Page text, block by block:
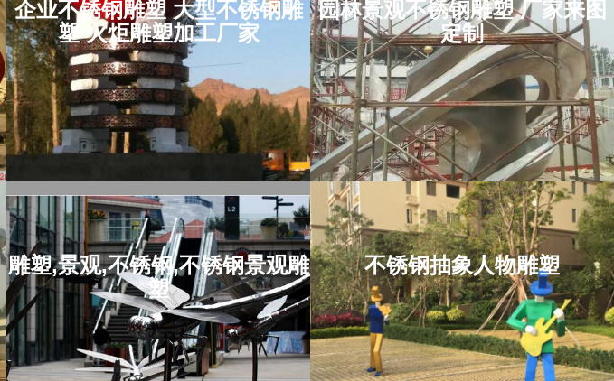
企业不锈钢雕塑 大型不锈钢雕
塑 火炬雕塑加工厂家
不锈钢雕塑 火炬雕塑
加工厂家
项目位于：湖南省
园林景观不锈钢雕塑 厂家来图
定制
园林景观不锈钢雕塑
厂家来图定制
项目位于：河南省
雕塑,景观,不锈钢,不锈钢景观雕
塑
雕塑,景观,不锈钢,不
锈钢景观雕塑
项目位于：浙江省
不锈钢抽象人物雕塑
不锈钢抽象人物雕塑
项目位于：安徽省